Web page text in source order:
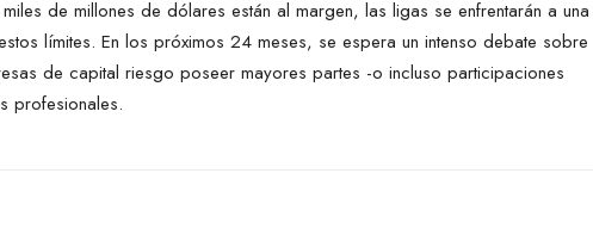
de millones de dólares están al margen, las ligas se enfrentarán a una
límites. En los próximos 24 meses, se espera un intenso debate sobre
de capital riesgo poseer mayores partes -o incluso participaciones
profesionales.